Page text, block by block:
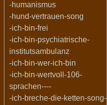
-humanismus
-hund-vertrauen-song
-ich-bin-frei
-ich-bin-psychiatrische-
institutsambulanz
-ich-bin-wer-ich-bin
-ich-bin-wertvoll-106-
sprachen----
-ich-breche-die-ketten-song-